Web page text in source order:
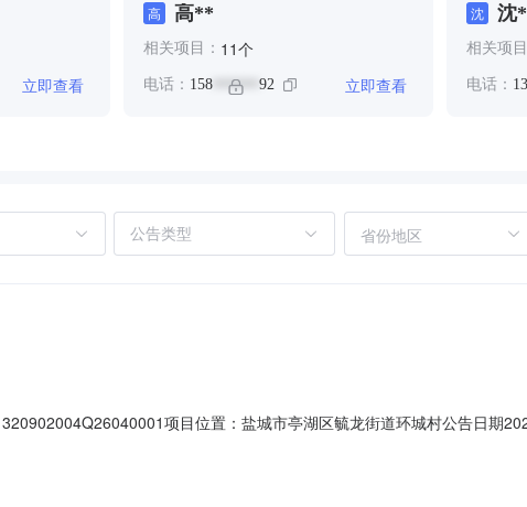
立即查看
高 高**
相关项目： 11个
电话： 158 ****** 92 立即查看
沈 沈
相关项目
电话：
省份地区
项目位置：盐城市亭湖区毓龙街道环城村公告日期
湖区毓龙街道环城村项目四至东至：文泽路南至：海纯路西至：人民路北